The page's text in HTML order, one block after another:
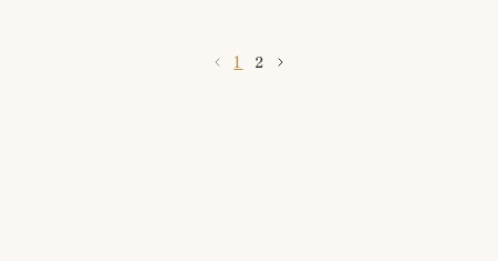
1 2